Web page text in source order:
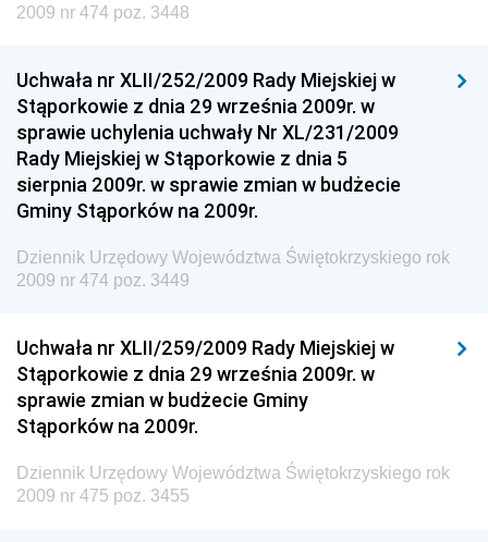
Rozwoju
Dziennik Urzędowy Ministra Sportu
Dziennik Urzędowy Ministra Funduszy i Polityki
Regionalnej
Dziennik Urzędowy Ministra Aktywów Państwowych
Dziennik Urzędowy Ministra Zdrowia
Dziennik Urzędowy Ministra Środowiska i Głównego
Inspektora Ochrony Środowiska
Dziennik Urzędowy Ministerstwa Kultury, Dziedzictwa
Narodowego i Sportu
Dziennik Urzędowy Ministra Finansów, Funduszy i
Dziennik Urzędowy Ministra Rozwoju, Pracy i
2009 nr 474 poz. 3448
Uchwała nr XLII/252/2009 Rady Miejskiej w
Stąporkowie z dnia 29 września 2009r. w
sprawie uchylenia uchwały Nr XL/231/2009
Rady Miejskiej w Stąporkowie z dnia 5
sierpnia 2009r. w sprawie zmian w budżecie
Gminy Stąporków na 2009r.
Dziennik Urzędowy Województwa Świętokrzyskiego rok
2009 nr 474 poz. 3449
Uchwała nr XLII/259/2009 Rady Miejskiej w
Stąporkowie z dnia 29 września 2009r. w
sprawie zmian w budżecie Gminy
Stąporków na 2009r.
Dziennik Urzędowy Województwa Świętokrzyskiego rok
2009 nr 475 poz. 3455